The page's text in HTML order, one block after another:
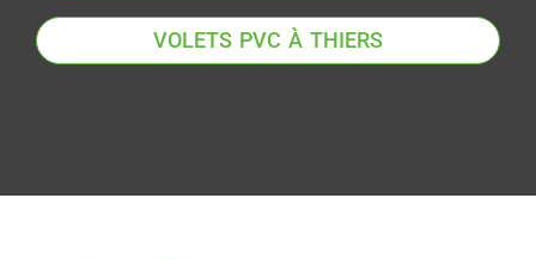
VOLETS PVC À THIERS